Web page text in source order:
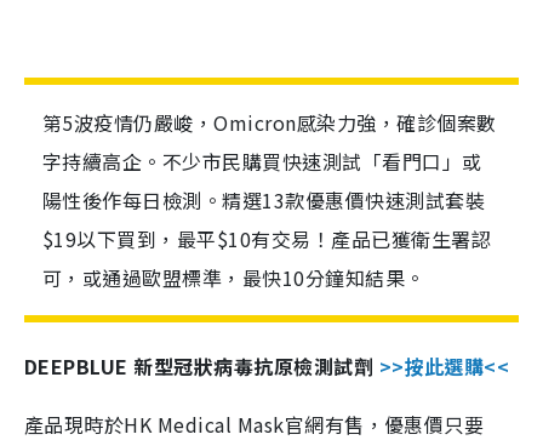
第5波疫情仍嚴峻，Omicron感染力強，確診個案數
字持續高企。不少市民購買快速測試「看門口」或
陽性後作每日檢測。精選13款優惠價快速測試套裝
$19以下買到，最平$10有交易！產品已獲衛生署認
可，或通過歐盟標準，最快10分鐘知結果。
DEEPBLUE 新型冠狀病毒抗原檢測試劑 >>按此選購<<
產品現時於HK Medical Mask官網有售，優惠價只要